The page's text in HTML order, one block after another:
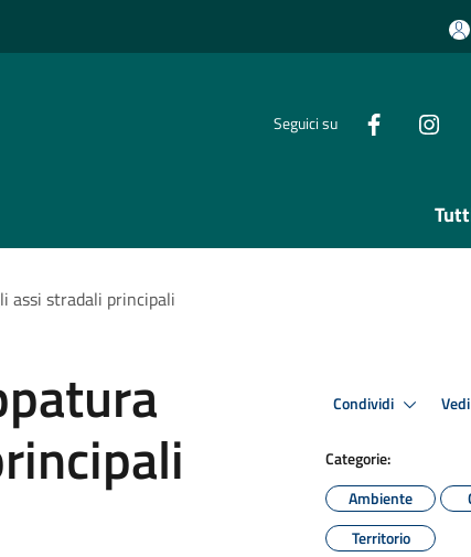
Seguici su
assi stradali principali
Condividi
Categorie:
Ambiente
Territorio